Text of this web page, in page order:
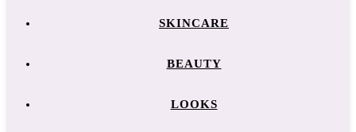
SKINCARE
BEAUTY
LOOKS